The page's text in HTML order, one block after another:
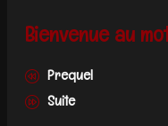
Bienvenue au
Prequel
Suite